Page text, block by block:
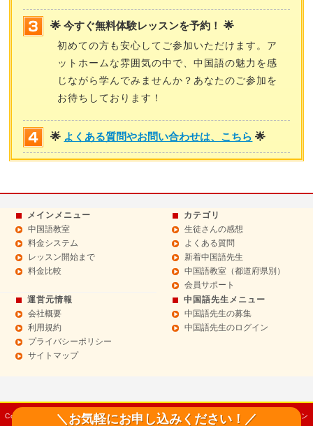
🌟 今すぐ無料体験レッスンを予約！ 🌟
初めての方も安心してご参加いただけます。ア
ットホームな雰囲気の中で、中国語の魅力を感
じながら学んでみませんか？あなたのご参加を
お待ちしております！
🌟 よくある質問やお問い合わせは、こちら 🌟
メインメニュー
中国語教室
料金システム
レッスン開始まで
料金比較
カテゴリ
生徒さんの感想
よくある質問
新着中国語先生
中国語教室（都道府県別）
会員サポート
運営元情報
会社概要
利用規約
プライバシーポリシー
サイトマップ
中国語先生メニュー
中国語先生の募集
中国語先生のログイン
Copyright© 2014 Sept 中国語教室【チャイニーズドットコム】マンツーマンレッスン
＼お気軽にお申し込みください！／